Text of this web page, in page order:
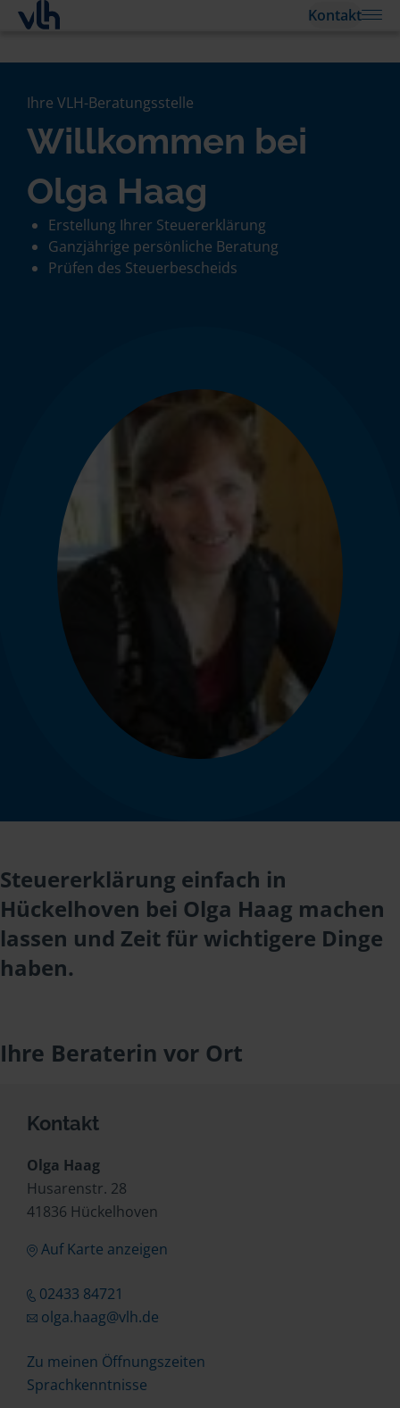
Kontakt
Ihre VLH-Beratungsstelle
Willkommen bei
Olga Haag
Erstellung Ihrer Steuererklärung
Ganzjährige persönliche Beratung
Prüfen des Steuerbescheids
Steuererklärung einfach in
Hückelhoven bei Olga Haag machen
lassen und Zeit für wichtigere Dinge
haben.
Ihre Beraterin vor Ort
Kontakt
Olga Haag
Husarenstr. 28
41836 Hückelhoven
Auf Karte anzeigen
02433 84721
olga.haag@vlh.de
Zu meinen Öffnungszeiten
Sprachkenntnisse